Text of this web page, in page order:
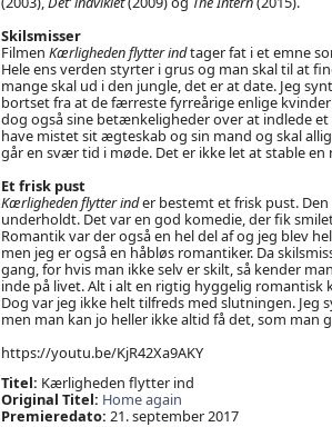
Skilsmisser
Filmen Kærligheden flytter indtager fat i et emne
Hele ens verden styrter i grus og man skal til at
mange skal ud i den jungle, det er at date. Jeg
bortset fra at de færreste fyrreårige enlige
dog også sine betænkeligheder over at indlede
have mistet sit ægteskab og sin mand og skal
går en svær tid i møde. Det er ikke let at stable
Et frisk pust
Kærligheden flytter inder bestemt et frisk pust.
underholdt. Det var en god komedie, der fik
Romantik var der også en hel del af og jeg blev
men jeg er også en håbløs romantiker. Da
gang, for hvis man ikke selv er skilt, så kender
inde på livet. Alt i alt en rigtig hyggelig romantisk
Dog var jeg ikke helt tilfreds med slutningen.
men man kan jo heller ikke altid få det, som man
https://youtu.be/KjR42Xa9AKY
Titel: Kærligheden flytter ind
Original Titel: Home again
Premieredato: 21. september 2017